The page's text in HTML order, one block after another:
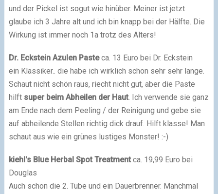
und der Pickel ist sogut wie hinüber. Meiner ist jetzt
glaube ich 3 Jahre alt und ich bin knapp bei der Hälfte. Die
Wirkung ist immer noch 1a trotz des Alters!
Dr. Eckstein Azulen Pasteca. 13 Euro bei Dr. Eckstein
ein Klassiker.. die habe ich wirklich schon sehr sehr lange.
Schaut nicht schön raus, riecht nicht gut, aber die Paste
hilft super beim Abheilen der Haut. Ich verwende sie ganz
am Ende nach dem Peeling / der Reinigung und gebe sie
auf abheilende Stellen richtig dick drauf. Hilft klasse! Man
schaut aus wie ein grünes lustiges Monster! :-)
kiehl's Blue Herbal Spot Treatment ca. 19,99 Euro bei
Douglas
Auch schon die 2. Tube und ein Dauerbrenner. Manchmal